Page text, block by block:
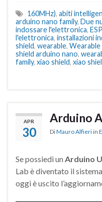
160MHz), abiti
arduino nano family, Due
indossare l'elettronica,
l'elettronica, installazioni
shield, wearable, Wearable
shield arduino nano,
family, xiao shield, xiao
APR
30
Arduino
DiMauro Alfieri in
Se possiedi un Arduino
Lab è diventato il
oggi è uscito